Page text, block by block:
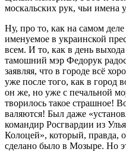
москальских рук, чьи имена
Ну, про то, как на самом
именуемое в украинской
всем. И то, как в день
тамошний мэр Федорук
заявляя, что в городе всё
уже после того, как в город
он же, но уже с печальной
творилось такое страшное!
валяются! Был даже
командир Росгвардии из
Колоцей», который, правда,
сделано было в Мозыре. Но